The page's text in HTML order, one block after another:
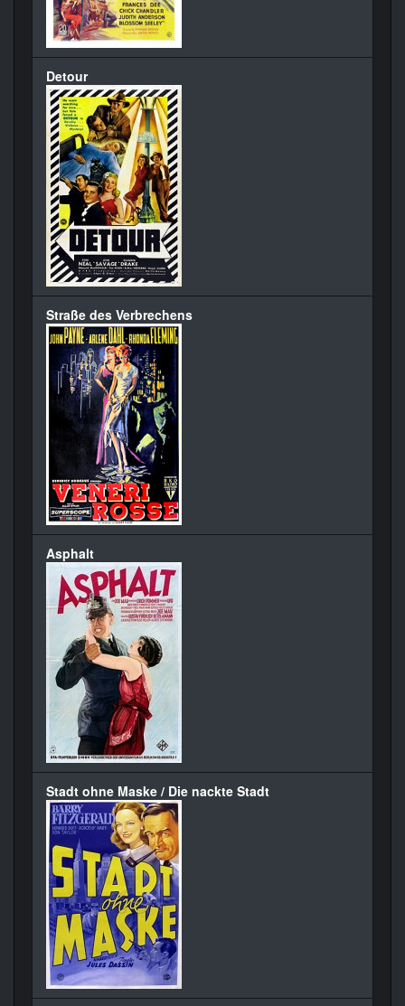
Detour
Straße des Verbrechens
Asphalt
Stadt ohne Maske / Die nackte Stadt